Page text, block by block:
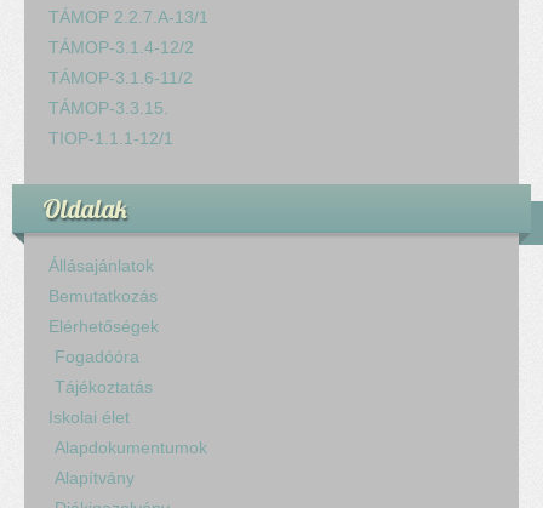
TÁMOP 2.2.7.A-13/1
TÁMOP-3.1.4-12/2
TÁMOP-3.1.6-11/2
TÁMOP-3.3.15.
TIOP-1.1.1-12/1
Oldalak
Állásajánlatok
Bemutatkozás
Elérhetőségek
Fogadóóra
Tájékoztatás
Iskolai élet
Alapdokumentumok
Alapítvány